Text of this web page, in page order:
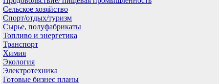
Сельское хозяйство
Спорт/отдых/туризм
Сырье, полуфабрикаты
Топливо и энергетика
Транспорт
Химия
Экология
Электротехника
Готовые бизнес планы